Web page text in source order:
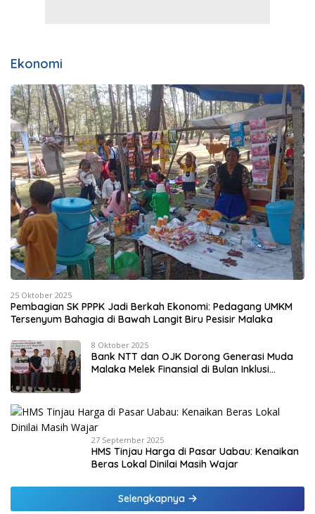
Ekonomi
25 Oktober 2025
Pembagian SK PPPK Jadi Berkah Ekonomi: Pedagang UMKM
Tersenyum Bahagia di Bawah Langit Biru Pesisir Malaka
8 Oktober 2025
Bank NTT dan OJK Dorong Generasi Muda
Malaka Melek Finansial di Bulan Inklusi
27 September 2025
HMS Tinjau Harga di Pasar Uabau: Kenaikan
Beras Lokal Dinilai Masih Wajar
Selengkapnya